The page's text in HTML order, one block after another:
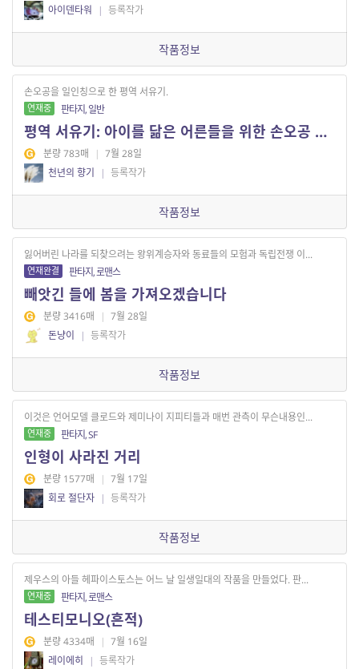
아이덴타워
| 등록작가
작품정보
손오공을 일인칭으로 한 평역 서유기.
연재중 판타지, 일반
평역 서유기: 아이를 닮은 어른들을 위한 손오공 이야기[전10권]
분량 783매 | 7월 28일
천년의 향기
| 등록작가
작품정보
잃어버린 나라를 되찾으려는 왕위계승자와 동료들의 모험과 독립전쟁 이...
연재완결 판타지, 로맨스
빼앗긴 들에 봄을 가져오겠습니다
분량 3416매 | 7월 28일
돈냥이
| 등록작가
작품정보
이것은 언어모델 클로드와 제미나이 지피티들과 매번 관측이 무슨내용인...
연재중 판타지, SF
인형이 사라진 거리
분량 1577매 | 7월 17일
회로 절단자 | 등록작가
작품정보
제우스의 아들 헤파이스토스는 어느 날 일생일대의 작품을 만들었다. 판...
연재중 판타지, 로맨스
테스티모니오(흔적)
분량 4334매 | 7월 16일
레이에히
| 등록작가